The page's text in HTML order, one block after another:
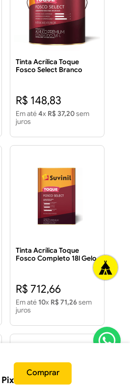
Pix
Comprar
Tinta Acrílica Toque
Fosco Select Branco
R$ 148,83
Em até4x R$ 37,20sem
juros
Tinta Acrílica Toque
Fosco Completo 18l Gelo
R$ 712,66
Em até 10x R$ 71,26sem
juros